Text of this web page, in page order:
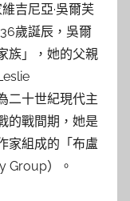
吉尼亞·吳爾芙
歲誕辰，吳爾
族」，她的父親
二十世紀現代主
的戰間期，她是
家組成的「布盧
Group）。